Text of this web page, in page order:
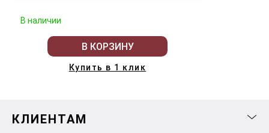
В наличии
В КОРЗИНУ
Купить в 1 клик
КЛИЕНТАМ